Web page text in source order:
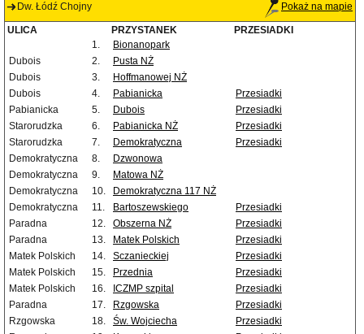
Dw. Łódź Chojny Pokaż na mapie
ULICA PRZYSTANEK
PRZESIADKI
1.
Bionanopark
Dubois
2.
Pusta NŻ
Dubois
3.
Hoffmanowej NŻ
Dubois
4. Pabianicka
Przesiadki
Pabianicka
5. Dubois
Przesiadki
Starorudzka
6. Pabianicka NŻ
Przesiadki
Starorudzka
7. Demokratyczna
Przesiadki
Demokratyczna
8.
Dzwonowa
Demokratyczna
9.
Matowa NŻ
Demokratyczna
10.
Demokratyczna 117 NŻ
Demokratyczna
11. Bartoszewskiego
Przesiadki
Paradna
12. Obszerna NŻ
Przesiadki
Paradna
13. Matek Polskich
Przesiadki
Matek Polskich
14. Sczanieckiej
Przesiadki
Matek Polskich
15. Przednia
Przesiadki
Matek Polskich
16. ICZMP szpital
Przesiadki
Paradna
17. Rzgowska
Przesiadki
Rzgowska
18. Św. Wojciecha
Przesiadki